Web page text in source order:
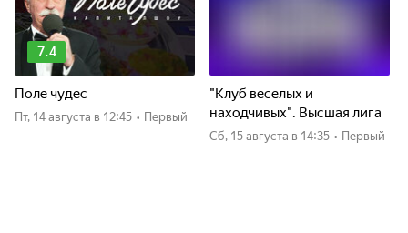
7.4
Поле чудес
пт, 14 августа в 12:45 • Первый
"Клуб веселых и
находчивых". Высшая лига
сб, 15 августа в 14:35 • Первый